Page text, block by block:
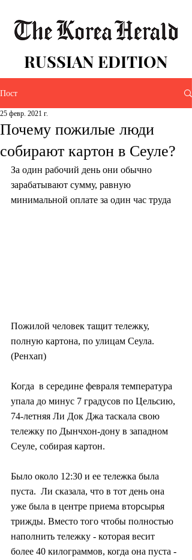
RUSSIAN EDITION
Пост
Почему пожилые люди
собирают картон в Сеуле?
25 февр. 2021 г.
За один рабочий день они обычно
зарабатывают сумму, равную
минимальной оплате за один час труда
Пожилой человек тащит тележку,
полную картона, по улицам Сеула.
(Ренхап)
Когда  в середине февраля температура
упала до минус 7 градусов по Цельсию,
74-летняя Ли Док Джа таскала свою
тележку по Дынчхон-дону в западном
Сеуле, собирая картон.
Было около 12:30 и ее тележка была
пуста.  Ли сказала, что в тот день она
уже была в центре приема вторсырья
трижды. Вместо того чтобы полностью
наполнить тележку - которая весит
более 40 килограммов, когда она пуста -